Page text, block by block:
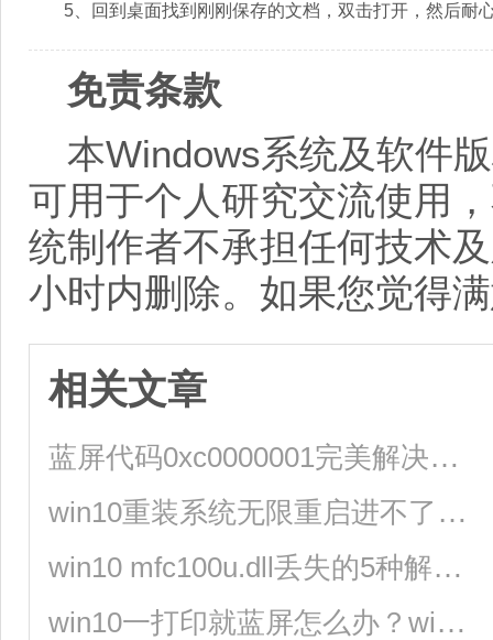
5、回到桌面找到刚刚保存的文档，双击打开，然后耐
免责条款
本Windows系统及软件
可用于个人研究交流使用
统制作者不承担任何技术
小时内删除。如果您觉得
相关文章
蓝屏代码0xc0000001完美解决方法win10
win10重装系统无限重启进不了系统怎么办？
win10 mfc100u.dll丢失的5种解决方法
win10一打印就蓝屏怎么办？win10一打印就蓝屏解决方法